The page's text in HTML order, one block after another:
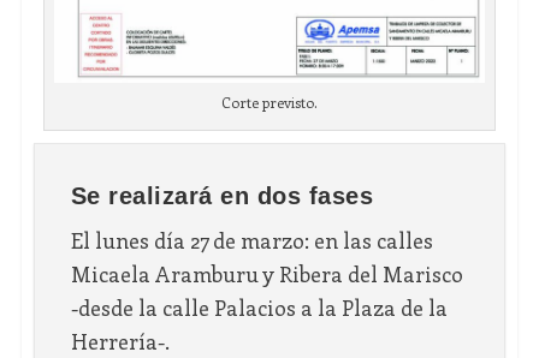
Corte previsto.
Se realizará en dos fases
El lunes día 27 de marzo: en las calles
Micaela Aramburu y Ribera del Marisco
-desde la calle Palacios a la Plaza de la
Herrería-.